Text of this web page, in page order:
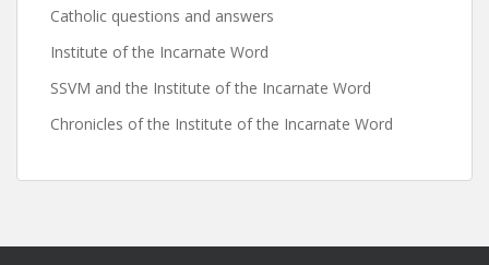
Catholic questions and answers
Institute of the Incarnate Word
SSVM and the Institute of the Incarnate Word
Chronicles of the Institute of the Incarnate Word